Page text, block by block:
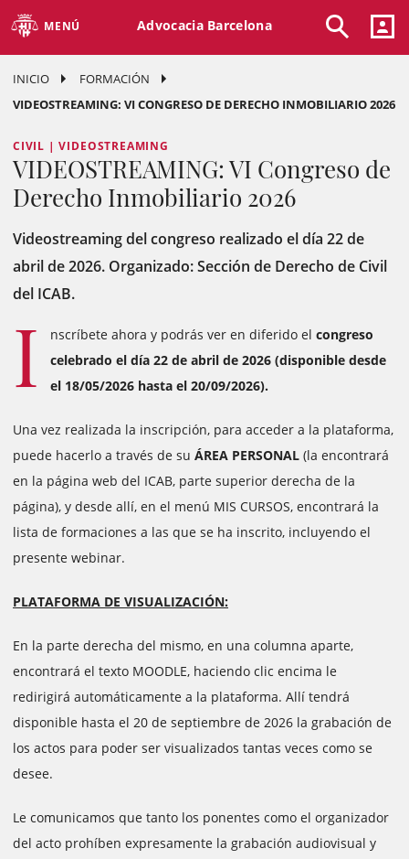
MENÚ Advocacia Barcelona
INICIO
FORMACIÓN
VIDEOSTREAMING: VI CONGRESO DE DERECHO INMOBILIARIO 2026
CIVIL | VIDEOSTREAMING
VIDEOSTREAMING: VI Congreso de
Derecho Inmobiliario 2026
Videostreaming del congreso realizado el día 22 de
abril de 2026. Organizado: Sección de Derecho de Civil
del ICAB.
I nscríbete ahora y podrás ver en diferido el congreso
celebrado el día 22 de abril de 2026 (disponible desde
el 18/05/2026 hasta el 20/09/2026).
Una vez realizada la inscripción, para acceder a la plataforma,
puede hacerlo a través de su ÁREA PERSONAL (la encontrará
en la página web del ICAB, parte superior derecha de la
página), y desde allí, en el menú MIS CURSOS, encontrará la
lista de formaciones a las que se ha inscrito, incluyendo el
presente webinar.
PLATAFORMA DE VISUALIZACIÓN:
En la parte derecha del mismo, en una columna aparte,
encontrará el texto MOODLE, haciendo clic encima le
redirigirá automáticamente a la plataforma. Allí tendrá
disponible hasta el 20 de septiembre de 2026 la grabación de
los actos para poder ser visualizados tantas veces como se
desee.
Le comunicamos que tanto los ponentes como el organizador
del acto prohíben expresamente la grabación audiovisual y